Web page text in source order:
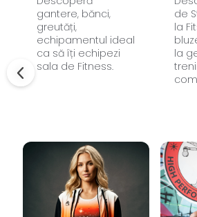
gantere, bănci,
greutăți,
echipamentul ideal
ca să îți echipezi
sala de Fitness.
de
la
la